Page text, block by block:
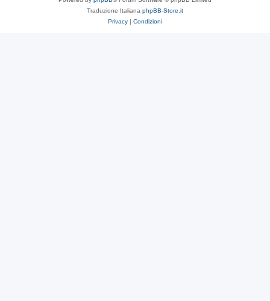
Traduzione Italiana phpBB-Store.it
Privacy | Condizioni